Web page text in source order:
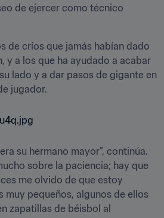
de ejercer como técnico
de críos que jamás habían dado
y a los que ha ayudado a acabar
lado y a dar pasos de gigante en
jugador.
su hermano mayor”, continúa.
sobre la paciencia; hay que
me olvido de que estoy
muy pequeños, algunos de ellos
zapatillas de béisbol al